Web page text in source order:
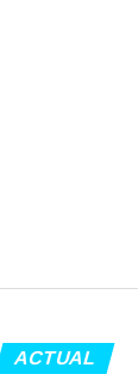
ACTUAL